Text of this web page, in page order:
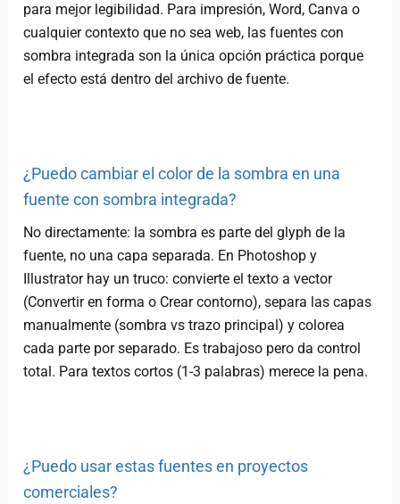
para mejor legibilidad. Para impresión, Word, Canva o
cualquier contexto que no sea web, las fuentes con
sombra integrada son la única opción práctica porque
el efecto está dentro del archivo de fuente.
¿Puedo cambiar el color de la sombra en una
fuente con sombra integrada?
No directamente: la sombra es parte del glyph de la
fuente, no una capa separada. En Photoshop y
Illustrator hay un truco: convierte el texto a vector
(Convertir en forma o Crear contorno), separa las capas
manualmente (sombra vs trazo principal) y colorea
cada parte por separado. Es trabajoso pero da control
total. Para textos cortos (1-3 palabras) merece la pena.
¿Puedo usar estas fuentes en proyectos
comerciales?